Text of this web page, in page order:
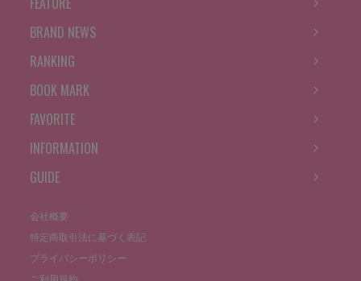
BRAND NEWS
RANKING
BOOK MARK
FAVORITE
INFORMATION
GUIDE
会社概要
特定商取引法に基づく表記
プライバシーポリシー